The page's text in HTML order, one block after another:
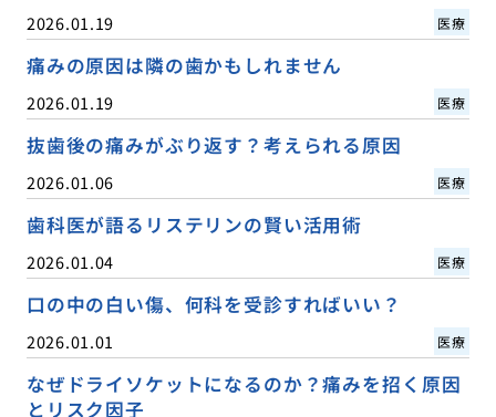
2026.01.19 医療
痛みの原因は隣の歯かもしれません
2026.01.19 医療
抜歯後の痛みがぶり返す？考えられる原因
2026.01.06 医療
歯科医が語るリステリンの賢い活用術
2026.01.04 医療
口の中の白い傷、何科を受診すればいい？
2026.01.01 医療
なぜドライソケットになるのか？痛みを招く原因
とリスク因子